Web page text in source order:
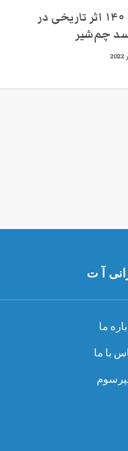
کشف ۱۴۰ اثر تاریخی در
سد چم‌شیر
آ ت
ما
با ما